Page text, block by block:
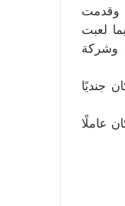
وقدمت
لعبت
وشركة
جنديًا
عاملًا